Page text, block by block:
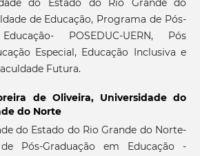
do Estado do Rio Grande do
de Educação, Programa de Pós-
POSEDUC-UERN, Pós
Especial, Educação Inclusiva e
Futura.
de Oliveira, Universidade do
do Norte
do Estado do Rio Grande do Norte-
Pós-Graduação em Educação -